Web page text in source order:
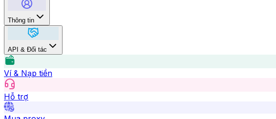
Thông tin
API & Đối tác
Ví & Nạp tiền
Hỗ trợ